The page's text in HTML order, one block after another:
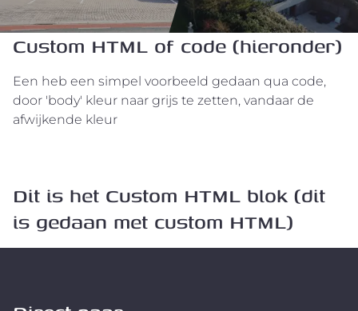
Custom HTML of code (hieronder)
Een heb een simpel voorbeeld gedaan qua code,
door 'body' kleur naar grijs te zetten, vandaar de
afwijkende kleur
Dit is het Custom HTML blok (dit
is gedaan met custom HTML)